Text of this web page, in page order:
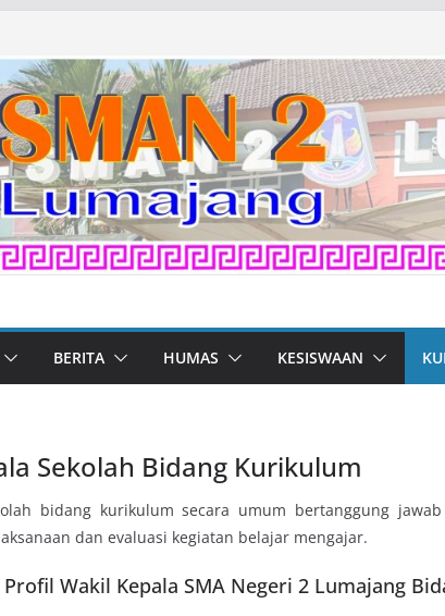
BERITA HUMAS KESISWAAN
Sekolah Bidang Kurikulum
bidang kurikulum secara umum bertanggung
dan evaluasi kegiatan belajar mengajar.
Profil Wakil Kepala SMA Negeri 2 Lumajang